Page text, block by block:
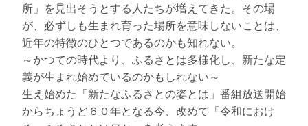
所」を見出そうとする人たちが増えてきた。その場
が、必ずしも生まれ育った場所を意味しないことは、
近年の特徴のひとつであるのかも知れない。
～かつての時代より、ふるさとは多様化し、新たな定
義が生まれ始めているのかもしれない～
生え始めた「新たなふるさとの姿とは」番組放送開始
からちょうど６０年となる今、改めて「令和におけ